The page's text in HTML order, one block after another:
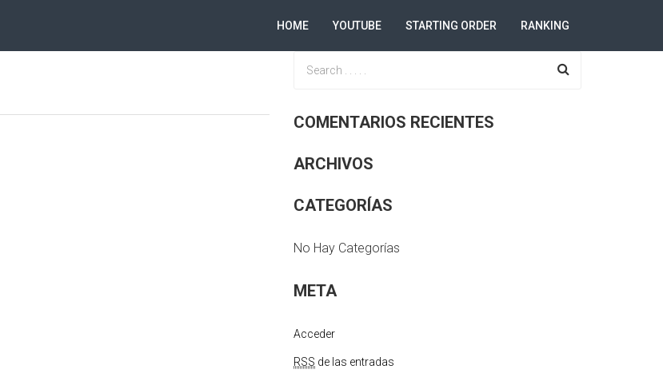
HOME YOUTUBE STARTING ORDER RANKING
COMENTARIOS RECIENTES
ARCHIVOS
CATEGORÍAS
No Hay Categorías
META
Acceder
RSS de las entradas